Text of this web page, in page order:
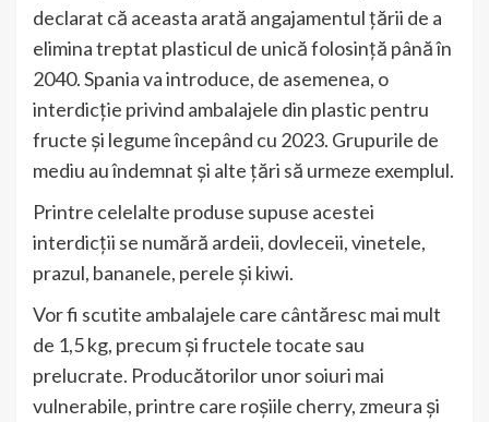
declarat că aceasta arată angajamentul țării de a
elimina treptat plasticul de unică folosință până în
2040. Spania va introduce, de asemenea, o
interdicție privind ambalajele din plastic pentru
fructe și legume începând cu 2023. Grupurile de
mediu au îndemnat și alte țări să urmeze exemplul.
Printre celelalte produse supuse acestei
interdicții se numără ardeii, dovleceii, vinetele,
prazul, bananele, perele și kiwi.
Vor fi scutite ambalajele care cântăresc mai mult
de 1,5 kg, precum și fructele tocate sau
prelucrate. Producătorilor unor soiuri mai
vulnerabile, printre care roșiile cherry, zmeura și